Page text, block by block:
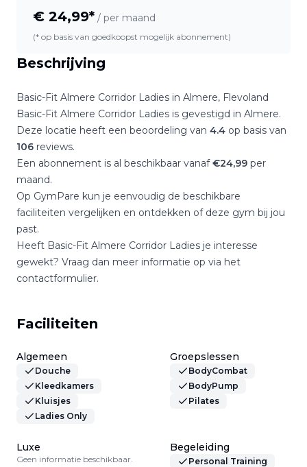
Beschrijving
Basic-Fit Almere Corridor Ladies in Almere, Flevoland
Basic-Fit Almere Corridor Ladies is gevestigd in Almere.
Deze locatie heeft een beoordeling van 4.4 op basis van
106 reviews.
Een abonnement is al beschikbaar vanaf€24,99 per
maand.
Op GymPare kun je eenvoudig de beschikbare
faciliteiten vergelijken en ontdekken of deze gym bij jou
past.
Heeft Basic-Fit Almere Corridor Ladies je interesse
gewekt? Vraag dan meer informatie op via het
contactformulier.
Faciliteiten
Algemeen
Douche
Kleedkamers
Kluisjes
Ladies Only
Groepslessen
BodyCombat
BodyPump
Pilates
Luxe
Geen informatie beschikbaar.
Begeleiding
Personal Training
€ 24,99* / per maand
(* op basis van goedkoopst mogelijk abonnement)